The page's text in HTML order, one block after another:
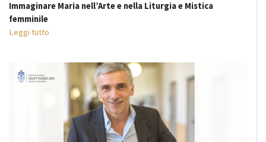
Immaginare Maria nell’Arte e nella Liturgia e Mistica
femminile
Leggi tutto